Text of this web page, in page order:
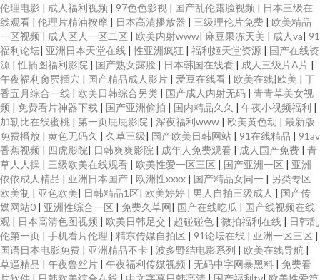
伦理电影 | 成人福利视频 | 97色色影视 | 国产乱伦露脸视频 | 日本三级在
线观看 | 伦理片精油按摩 | 日本高清播放器 | 三级理伦片免费 | 欧美精品
一区视频 | 成人区人一区二区 | 欧美内射www| 麻豆果冻天美 | 成人va| 91
福利论坛| 亚洲日本天堂在线 |性亚洲疯狂 | 福利姬天堂资源 | 国产在线资
源 |性插图福利影院 | 国产熟女露脸 | 日本韩国在线看 | 成人三级片A片 |
午夜福利肏屄插穴 | 国产精品成人影片 | 爱豆在线看 | 欧美在线|欧美 | 丁
香五月综合一线 | 欧美日韩综合另类 | 国产成人内射无码 | 青青草美女视
频 | 免费看片神器下载 | 国产亚洲偷拍 | 国内精品久久 | 午夜小视频福利 |
加勒比在线蜜桃 | 第一页屁屁影院 | 深夜福利www | 欧美黄色动 | 最新版
免费播放 | 黄色无码久 | 久草三级| 国产欧美日韩网站 | 91在线精品 | 91av
香蕉视频 | 四虎影院| 日韩爽爽影院 | 成年人免费观看 | 成人国产免费 | 青
草人人操 | 三级欧美在线观看 | 欧美性爱一区三区 | 国产亚洲一区 | 亚洲
依依成人精品 | 亚洲日本国产 | 欧洲性xxxx | 国产精品女同一 | 另类专区
欧美制 | 亚色欧美| 日韩精品1区| 欧美婷婷 | 男人自拍三级成人 | 国产传
媒网站0 | 亚洲性综合一区 | 免费久草网| 国产在线吃瓜 | 国产线视频在线
观 | 日本高清色图视频 | 欧美日韩足交 | 超碰碰色 | 微拍福利在线 | 日韩乱
伦第一页 | 手机看片伦理 | 精东传媒自拍区 | 91论坛在线 | 亚洲一区三区 |
国语日本电影免费 | 亚洲精品不卡 | 波多野结电影系列 | 欧美在线导航 |
草逼精品 | 午夜鲁丝片 | 午夜福利传媒视频 | 无码中字网暴黑料 | 免费看